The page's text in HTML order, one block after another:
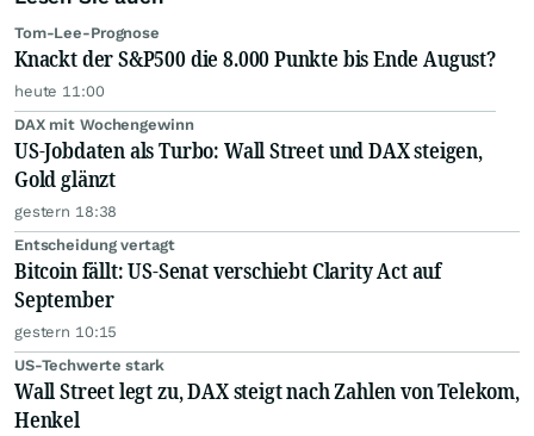
Tom-Lee-Prognose
Knackt der S&P500 die 8.000 Punkte bis Ende August?
heute 11:00
DAX mit Wochengewinn
US-Jobdaten als Turbo: Wall Street und DAX steigen,
Gold glänzt
gestern 18:38
Entscheidung vertagt
Bitcoin fällt: US-Senat verschiebt Clarity Act auf
September
gestern 10:15
US-Techwerte stark
Wall Street legt zu, DAX steigt nach Zahlen von Telekom,
Henkel